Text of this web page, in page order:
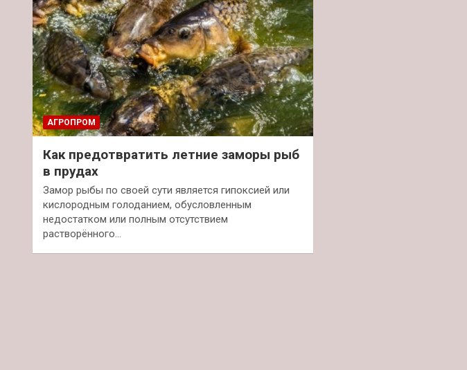
АГРОПРОМ
Как предотвратить летние заморы рыб
в прудах
Замор рыбы по своей сути является гипоксией или
кислородным голоданием, обусловленным
недостатком или полным отсутствием
растворённого…